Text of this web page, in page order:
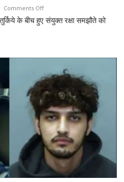
हो’
Comments Offon
तुर्किये
साफ
रुख,
सऊदी-
पाकिस्तान
रक्षा
समझौते
पर
बोला-
के बीच हुए संयुक्त रक्षा समझौते को